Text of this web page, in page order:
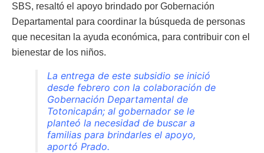
SBS, resaltó el apoyo brindado por Gobernación
Departamental para coordinar la búsqueda de personas
que necesitan la ayuda económica, para contribuir con el
bienestar de los niños.
La entrega de este subsidio se inició
desde febrero con la colaboración de
Gobernación Departamental de
Totonicapán; al gobernador se le
planteó la necesidad de buscar a
familias para brindarles el apoyo,
aportó Prado.